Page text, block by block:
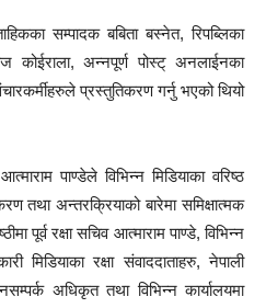
सम्पादक बबिता बस्नेत, रिपब्लिका
कोईराला, अन्नपूर्ण पोस्ट् अनलाईनका
प्रस्तुतिकरण गर्नु भएको थियो
पाण्डेले विभिन्‍न मिडियाका वरिष्ठ
तथा अन्तरक्रियाको बारेमा समिक्षात्मक
पूर्व रक्षा सचिव आत्माराम पाण्डे, विभिन्‍न
मिडियाका रक्षा संवाददाताहरु, नेपाली
अधिकृत तथा विभिन्‍न कार्यालयमा